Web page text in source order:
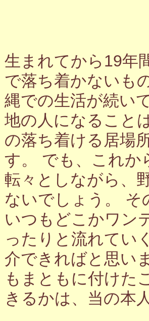
生まれてから19年
で落ち着かないも
縄での生活が続い
地の人になること
の落ち着ける居場
す。 でも、これか
転々としながら、
ないでしょう。 そ
いつもどこかワン
ったりと流れてい
介できればと思い
もまともに付けた
きるかは、当の本